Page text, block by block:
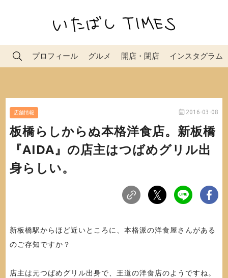
プロフィール グルメ 開店・閉店 インスタグラム
店舗情報 2016-03-08
板橋らしからぬ本格洋食店。新板橋
『AIDA』の店主はつばめグリル出
身らしい。
新板橋駅からほど近いところに、本格派の洋食屋さんがある
のご存知ですか？
店主は元つばめグリル出身で、王道の洋食店のようですね。